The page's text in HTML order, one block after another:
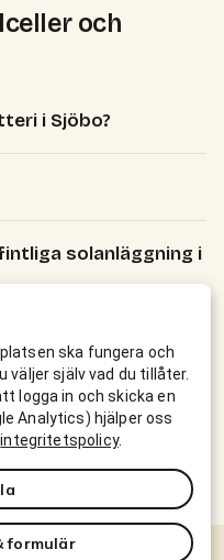
och
i Sjöbo?
solanläggning i
på?
batteri i
ska fungera och
väljer själv vad du tillåter.
logga in och skicka en
Analytics) hjälper oss
integritetspolicy.
formulär